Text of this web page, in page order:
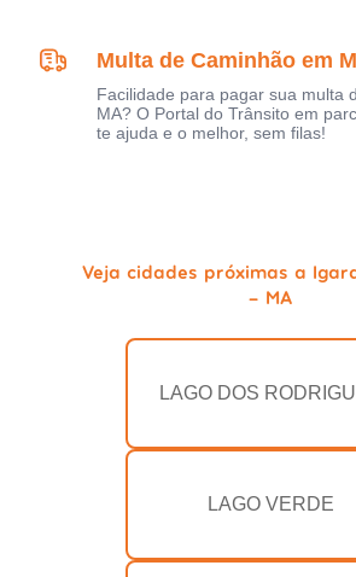
Multa de Caminhão em
Facilidade para pagar sua multa
MA? O Portal do Trânsito em
te ajuda e o melhor, sem filas!
Veja cidades próximas a
- MA
LAGO DOS
LAGO VERDE